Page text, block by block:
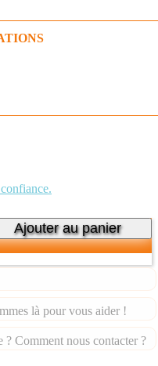
Ajouter au panier
là pour vous aider !
Comment nous contacter ?